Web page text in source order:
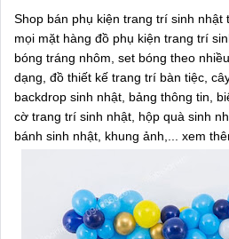
Shop bán phụ kiện trang trí sinh nhật
mọi mặt hàng đồ phụ kiện trang trí
bóng tráng nhôm, set bóng theo
dạng, đồ thiết kế trang trí bàn tiệc,
backdrop sinh nhật, bảng thông tin,
cờ trang trí sinh nhật, hộp quà sinh
bánh sinh nhật, khung ảnh,... xem